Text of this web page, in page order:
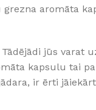
aromāta
jūs varat
kapsulu tai
ir ērti